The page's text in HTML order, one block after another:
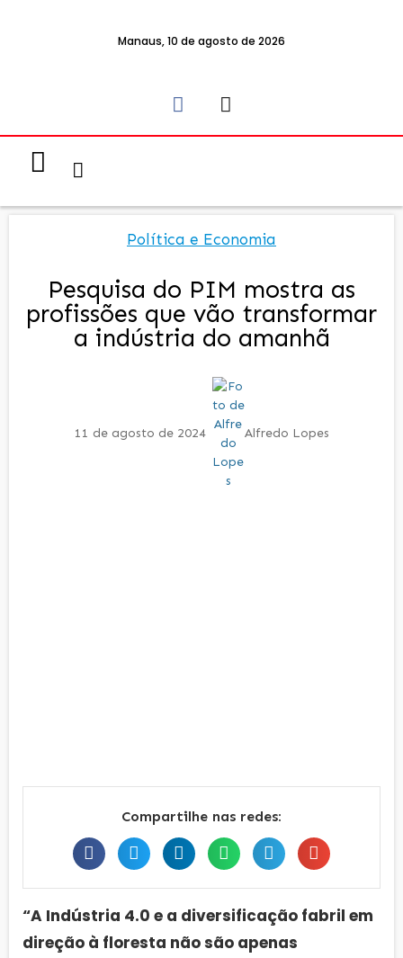
Manaus, 10 de agosto de 2026
Política e Economia
Pesquisa do PIM mostra as
profissões que vão transformar
a indústria do amanhã
11 de agosto de 2024 Alfredo Lopes
Compartilhe nas redes:
“A Indústria 4.0 e a diversificação fabril em
direção à floresta não são apenas